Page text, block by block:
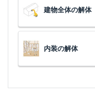
建物全体の解体
内装の解体